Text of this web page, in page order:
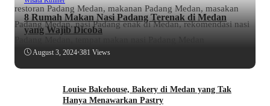
8 Rumah Makan Nasi Padang Terenak di Medan
yang Wajib Dicoba
August 3, 2024•381 Views
Louise Bakehouse, Bakery di Medan yang Tak
Hanya Menawarkan Pastry